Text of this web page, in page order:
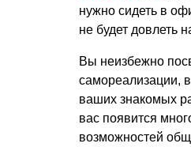
нужно сидеть в
не будет довлеть
Вы неизбежно
самореализации, в
ваших знакомых
вас появится
возможностей